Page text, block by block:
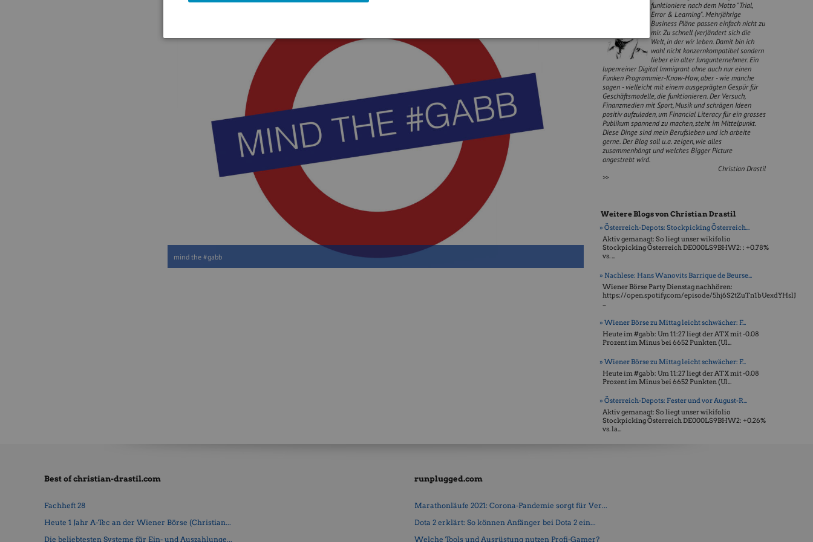
mind the #gabb
funktioniere nach dem Motto "Trial,
Error & Learning". Mehrjährige
Business Pläne passen einfach nicht zu
mir. Zu schnell (ver)ändert sich die
Welt, in der wir leben. Damit bin ich
wohl nicht konzernkompatibel sondern
lieber ein alter Jungunternehmer. Ein
lupenreiner Digital Immigrant ohne auch nur einen
Funken Programmier-Know-How, aber - wie manche
sagen - vielleicht mit einem ausgeprägten Gespür für
Geschäftsmodelle, die funktionieren. Der Versuch,
Finanzmedien mit Sport, Musik und schrägen Ideen
positiv aufzuladen, um Financial Literacy für ein grosses
Publikum spannend zu machen, steht im Mittelpunkt.
Diese Dinge sind mein Berufsleben und ich arbeite
gerne. Der Blog soll u.a. zeigen, wie alles
zusammenhängt und welches Bigger Picture
angestrebt wird.
Christian Drastil
>>
Weitere Blogs von Christian Drastil
» Österreich-Depots: Stockpicking Österreich...
Aktiv gemanagt: So liegt unser wikifolio
Stockpicking Öster­reich DE000LS9BHW2: : +0.78%
vs. ...
» Nachlese: Hans Wanovits Barrique de Beurse...
Wiener Börse Party Dienstag nachhören:
https://open.spotify.com/episode/5hj6S2tZuTn1bUexdYHslJ
...
» Wiener Börse zu Mittag leicht schwächer: F...
Heute im #gabb: Um 11:27 liegt der ATX mit -0.08
Prozent im Minus bei 6652 Punkten (Ul...
» Wiener Börse zu Mittag leicht schwächer: F...
Heute im #gabb: Um 11:27 liegt der ATX mit -0.08
Prozent im Minus bei 6652 Punkten (Ul...
» Österreich-Depots: Fester und vor August-R...
Aktiv gemanagt: So liegt unser wikifolio
Stockpicking Öster­reich DE000LS9BHW2: +0.26%
vs. la...
Best of christian-drastil.com
Fachheft 28
Heute 1 Jahr A-Tec an der Wiener Börse (Christian...
Die beliebtesten Systeme für Ein- und Auszahlunge...
runplugged.com
Marathonläufe 2021: Corona-Pandemie sorgt für Ver...
Dota 2 erklärt: So können Anfänger bei Dota 2 ein...
Welche Tools und Ausrüstung nutzen Profi-Gamer?